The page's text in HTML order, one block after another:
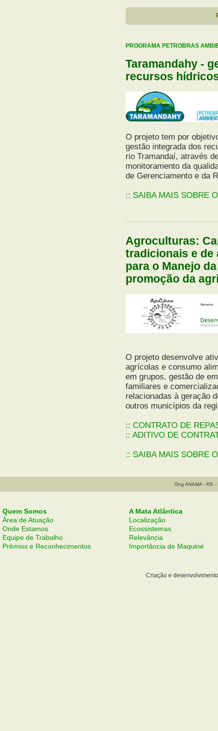
PROGRAMA PETROBRAS
Taramandahy -
recursos
O projeto tem por
gestão integrada dos
rio Tramandaí, através
monitoramento da
de Gerenciamento e da
:: SAIBA MAIS SOBRE
Agroculturas:
tradicionais e
para o Manejo
promoção da
O projeto desenvolve
agrícolas e consumo
em grupos, gestão de
familiares e
relacionadas à geração
outros municípios da
:: CONTRATO DE
:: ADITIVO DE
:: SAIBA MAIS SOBRE
Ong ANAMA - RS
Quem Somos
Área de Atuação
Onde Estamos
Equipe de Trabalho
Prêmios e Reconhecimentos
A Mata Atlântica
Localização
Ecossistemas
Relevância
Importância de Maquiné
Criação e